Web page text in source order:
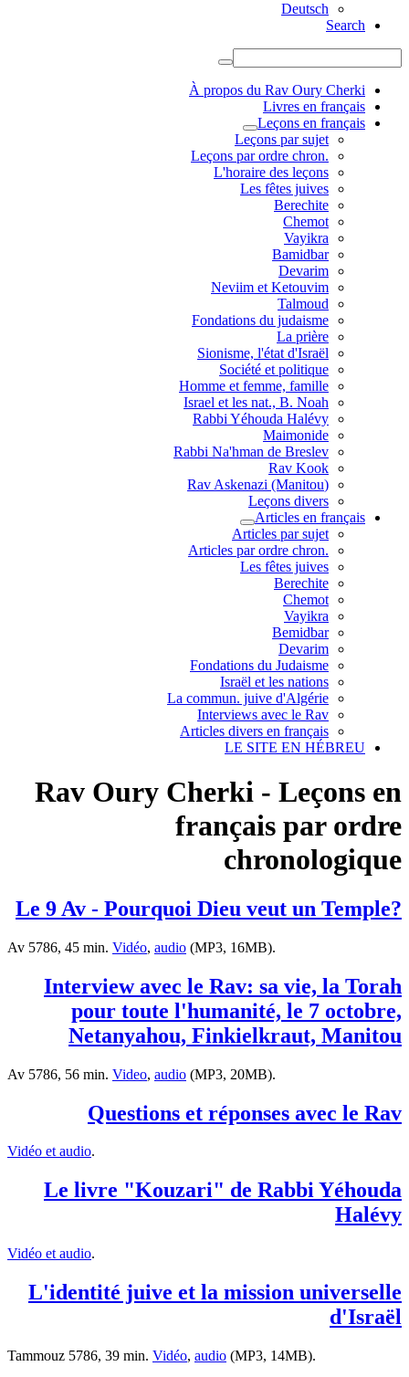
Deutsch
Search
À propos du Rav Oury Cherki
Livres en français
Leçons en français
Leçons par sujet
.Leçons par ordre chron
L'horaire des leçons
Les fêtes juives
Berechite
Chemot
Vayikra
Bamidbar
Devarim
Neviim et Ketouvim
Talmoud
Fondations du judaisme
La prière
Sionisme, l'état d'Israël
Société et politique
Homme et femme, famille
Israel et les nat., B. Noah
Rabbi Yéhouda Halévy
Maimonide
Rabbi Na'hman de Breslev
Rav Kook
(Rav Askenazi (Manitou
Leçons divers
Articles en français
Articles par sujet
.Articles par ordre chron
Les fêtes juives
Berechite
Chemot
Vayikra
Bemidbar
Devarim
Fondations du Judaisme
Israël et les nations
La commun. juive d'Algérie
Interviews avec le Rav
Articles divers en français
LE SITE EN HÉBREU
Rav Oury Cherki - Leçons en
français par ordre
chronologique
?Le 9 Av - Pourquoi Dieu veut un Temple
Av 5786, 45 min. Vidéo, audio (MP3, 16MB).
Interview avec le Rav: sa vie, la Torah
pour toute l'humanité, le 7 octobre,
Netanyahou, Finkielkraut, Manitou
Av 5786, 56 min. Video, audio (MP3, 20MB).
Questions et réponses avec le Rav
Vidéo et audio.
Le livre "Kouzari" de Rabbi Yéhouda
Halévy
Vidéo et audio.
L'identité juive et la mission universelle
d'Israël
Tammouz 5786, 39 min. Vidéo, audio (MP3, 14MB).